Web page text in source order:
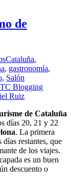
de
Cataluña,
, gastronomía,
, Salón
Blogging
Ruiz
de Cataluña
días 20, 21 y 22
. La primera
restantes, que
de los viajes.
es un buen
descuento o